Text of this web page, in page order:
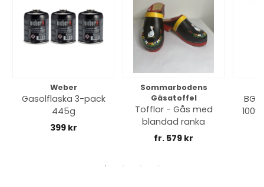
Weber
Gasolflaska 3-pack
445g
399 kr
Sommarbodens
Gåsatoffel
Tofflor - Gås med
blandad ranka
fr. 579 kr